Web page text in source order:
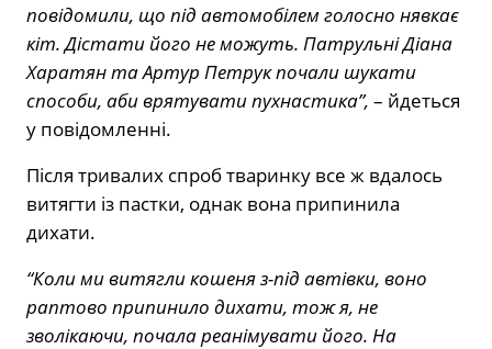
повідомили, що під автомобілем голосно нявкає
кіт. Дістати його не можуть. Патрульні Діана
Харатян та Артур Петрук почали шукати
способи, аби врятувати пухнастика”, – йдеться
у повідомленні.
Після тривалих спроб тваринку все ж вдалось
витягти із пастки, однак вона припинила
дихати.
“Коли ми витягли кошеня з-під автівки, воно
раптово припинило дихати, тож я, не
зволікаючи, почала реанімувати його. На